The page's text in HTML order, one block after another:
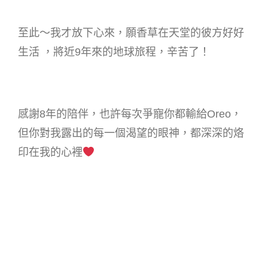
至此～我才放下心來，願香草在天堂的彼方好好
生活 ，將近9年來的地球旅程，辛苦了！
感謝8年的陪伴，也許每次爭寵你都輸給Oreo，
但你對我露出的每一個渴望的眼神，都深深的烙
印在我的心裡